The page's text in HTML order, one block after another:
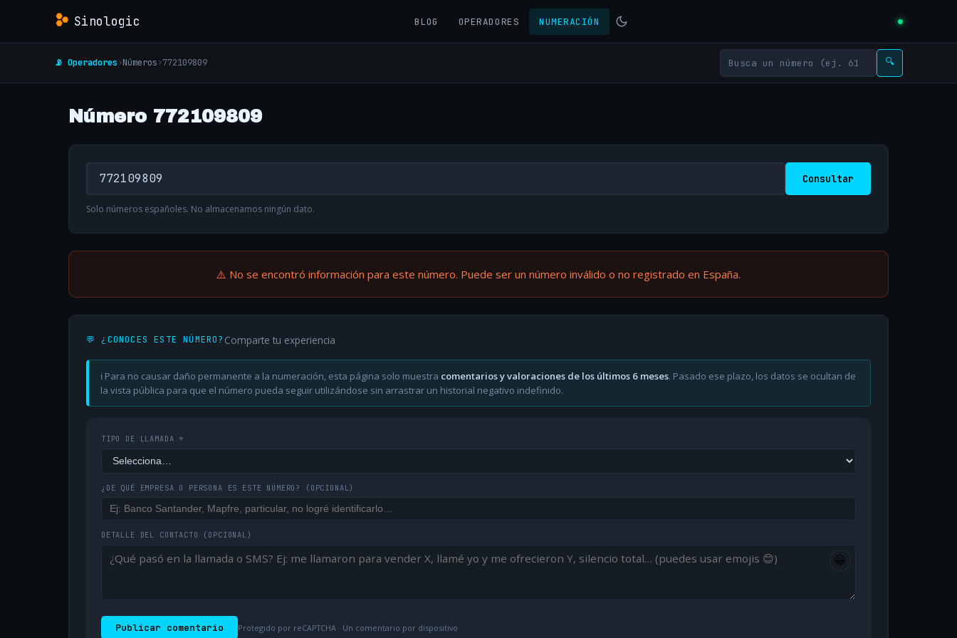
Sinologic BLOG OPERADORES NUMERACIÓN
📡 Operadores›Números›772109809 🔍
Número 772109809
Consultar
Solo números españoles. No almacenamos ningún dato.
⚠️ No se encontró información para este número. Puede ser un número inválido o no registrado en España.
💬 ¿CONOCES ESTE NÚMERO? Comparte tu experiencia
ℹ️ Para no causar daño permanente a la numeración, esta página solo muestra comentarios y valoraciones de los últimos 6 meses. Pasado ese plazo, los datos se ocultan de
la vista pública para que el número pueda seguir utilizándose sin arrastrar un historial negativo indefinido.
TIPO DE LLAMADA *
¿DE QUÉ EMPRESA O PERSONA ES ESTE NÚMERO? (OPCIONAL)
DETALLE DEL CONTACTO (OPCIONAL)
😀
Publicar comentario Protegido por reCAPTCHA · Un comentario por dispositivo